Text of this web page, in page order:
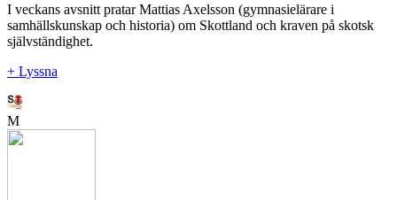
I veckans avsnitt pratar Mattias Axelsson (gymnasielärare i
samhällskunskap och historia) om Skottland och kraven på skotsk
självständighet.
+ Lyssna
M